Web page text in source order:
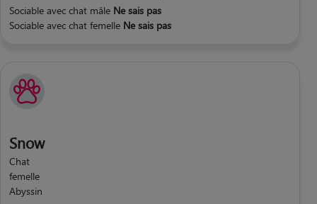
Sociable avec chat mâle Ne sais pas
Sociable avec chat femelle Ne sais pas
Snow
Chat
femelle
Abyssin